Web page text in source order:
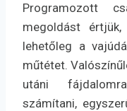
Programozott
megoldást
lehetőleg a
műtétet.
utáni
számítani,